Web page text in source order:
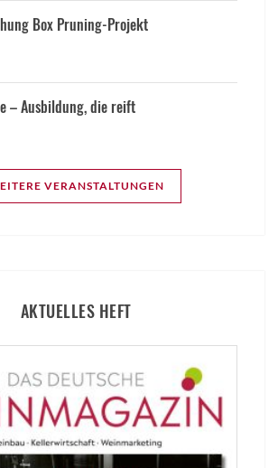
Box Pruning-Projekt
– Ausbildung, die reift
VERANSTALTUNGEN
AKTUELLES HEFT